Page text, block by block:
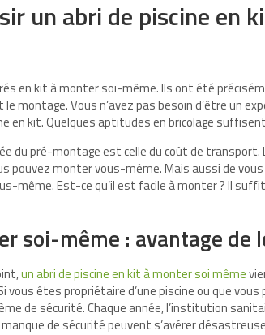
un abri de piscine en
en kit à monter soi-même. Ils ont été
montage. Vous n’avez pas besoin d’être un
en kit. Quelques aptitudes en bricolage
du pré-montage est celle du coût de
pouvez monter vous-même. Mais aussi de
même. Est-ce qu’il est facile à monter ? Il
soi-même : avantage de
un abri de piscine en kit à monter soi même
vous êtes propriétaire d’une piscine ou que vous
de sécurité. Chaque année, l’institution
manque de sécurité peuvent s’avérer